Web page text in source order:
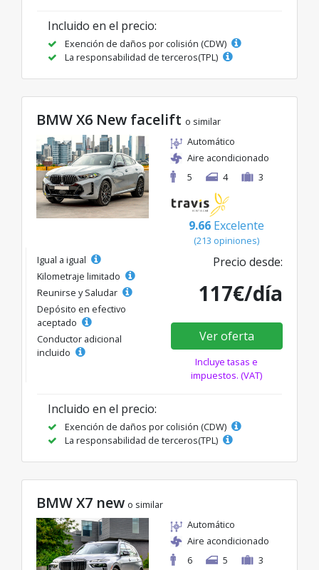
Incluido en el precio:
Exención de daños por colisión (CDW)
La responsabilidad de terceros(TPL)
BMW X6 New facelift o similar
Automático
Aire acondicionado
5
4 3
9.66 Excelente
(213 opiniones)
Igual a igual
Kilometraje limitado
Reunirse y Saludar
Depósito en efectivo
aceptado
Conductor adicional
incluido
Precio desde:
117€/día
Ver oferta
Incluye tasas e
impuestos. (VAT)
Incluido en el precio:
Exención de daños por colisión (CDW)
La responsabilidad de terceros(TPL)
BMW X7 new o similar
Automático
Aire acondicionado
6
5 3